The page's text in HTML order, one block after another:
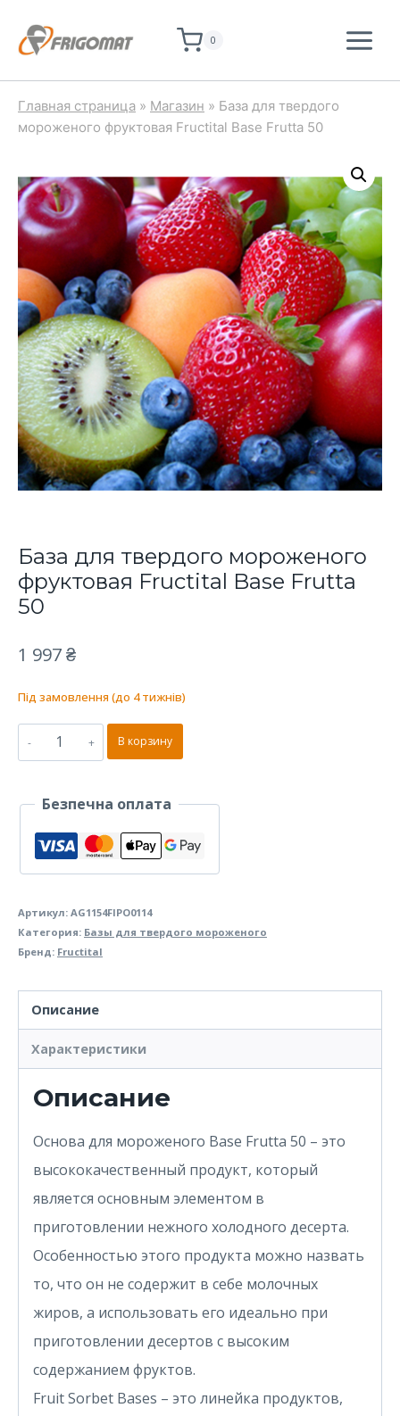
0
Главная страница » Магазин » База для твердого
мороженого фруктовая Fructital Base Frutta 50
База для твердого мороженого
фруктовая Fructital Base Frutta
50
1 997₴
Під замовлення (до 4 тижнів)
Количество
товара
База
твердого
мороженого
фруктовая
Fructital
Frutta
В корзину
Безпечна оплата
Артикул: AG1154FIPO0114
Категория: Базы для твердого мороженого
Бренд: Fructital
Описание
Характеристики
Описание
Основа для мороженого Base Frutta 50 – это
высококачественный продукт, который
является основным элементом в
приготовлении нежного холодного десерта.
Особенностью этого продукта можно назвать
то, что он не содержит в себе молочных
жиров, а использовать его идеально при
приготовлении десертов с высоким
содержанием фруктов.
Fruit Sorbet Bases – это линейка продуктов,